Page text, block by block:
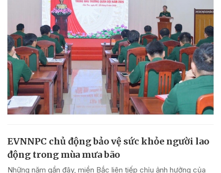
EVNNPC chủ động bảo vệ sức khỏe người lao
động trong mùa mưa bão
Những năm gần đây, miền Bắc liên tiếp chịu ảnh hưởng của